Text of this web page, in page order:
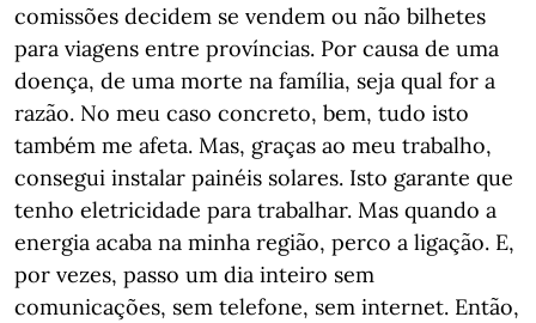
comissões decidem se vendem ou não bilhetes
para viagens entre províncias. Por causa de uma
doença, de uma morte na família, seja qual for a
razão. No meu caso concreto, bem, tudo isto
também me afeta. Mas, graças ao meu trabalho,
consegui instalar painéis solares. Isto garante que
tenho eletricidade para trabalhar. Mas quando a
energia acaba na minha região, perco a ligação. E,
por vezes, passo um dia inteiro sem
comunicações, sem telefone, sem internet. Então,